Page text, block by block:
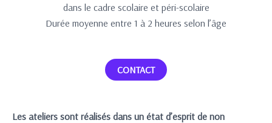
dans le cadre scolaire et péri-scolaire
Durée moyenne entre 1 à 2 heures selon l’âge
CONTACT
Les ateliers sont réalisés dans un état d’esprit de non